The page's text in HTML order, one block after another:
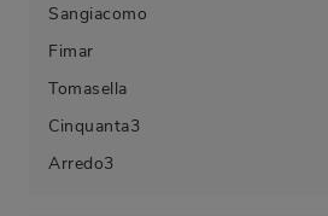
Sangiacomo
Fimar
Tomasella
Cinquanta3
Arredo3